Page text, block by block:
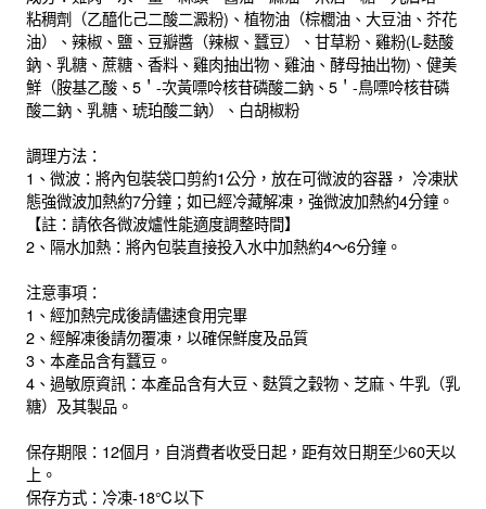
粘稠劑（乙醯化己二酸二澱粉)、植物油（棕櫚油、大豆油、芥花
油）、辣椒、鹽、豆瓣醬（辣椒、蠶豆）、甘草粉、雞粉(L-麩酸
鈉、乳糖、蔗糖、香料、雞肉抽出物、雞油、酵母抽出物)、健美
鮮（胺基乙酸、5＇-次黃嘌呤核苷磷酸二鈉、5＇-鳥嘌呤核苷磷
酸二鈉、乳糖、琥珀酸二鈉）、白胡椒粉
調理方法：
1、微波：將內包裝袋口剪約1公分，放在可微波的容器， 冷凍狀
態強微波加熱約7分鐘；如已經冷藏解凍，強微波加熱約4分鐘。
【註：請依各微波爐性能適度調整時間】
2、隔水加熱：將內包裝直接投入水中加熱約4～6分鐘。
注意事項：
1、經加熱完成後請儘速食用完畢
2、經解凍後請勿覆凍，以確保鮮度及品質
3、本產品含有蠶豆。
4、過敏原資訊：本產品含有大豆、麩質之穀物、芝麻、牛乳（乳
糖）及其製品。
保存期限：12個月，自消費者收受日起，距有效日期至少60天以
上。
保存方式：冷凍-18℃以下